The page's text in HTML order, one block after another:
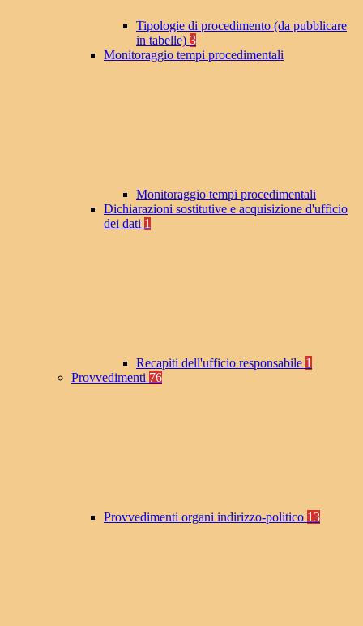
Tipologie di procedimento (da pubblicare
in tabelle) 3
Monitoraggio tempi procedimentali
Monitoraggio tempi procedimentali
Dichiarazioni sostitutive e acquisizione d'ufficio
dei dati 1
Recapiti dell'ufficio responsabile 1
Provvedimenti 76
Provvedimenti organi indirizzo-politico 13